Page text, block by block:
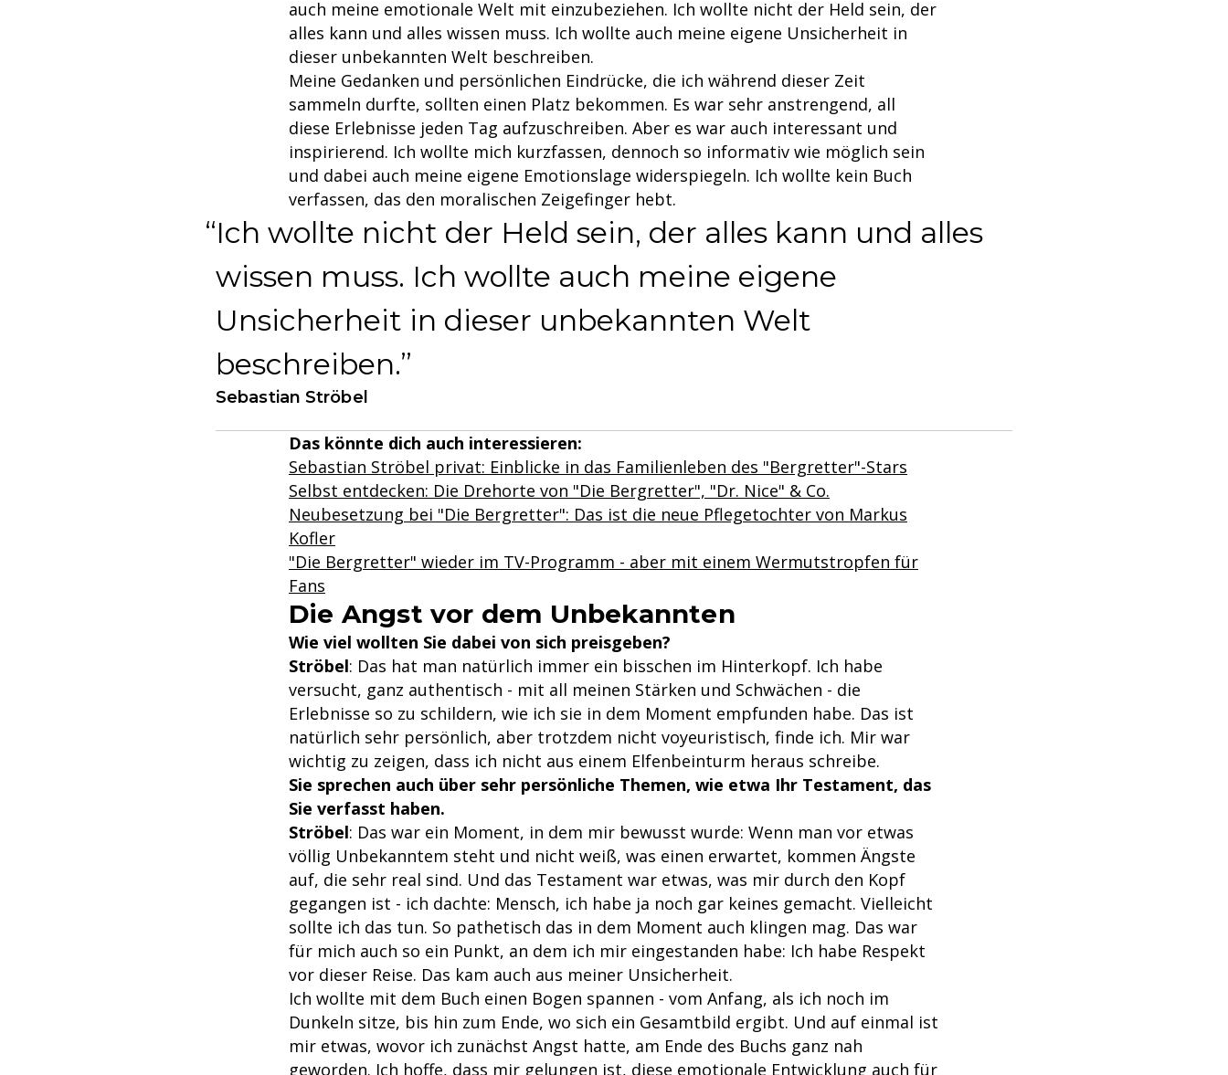
auch meine emotionale Welt mit einzubeziehen. Ich wollte nicht der Held sein, der
alles kann und alles wissen muss. Ich wollte auch meine eigene Unsicherheit in
dieser unbekannten Welt beschreiben.
Meine Gedanken und persönlichen Eindrücke, die ich während dieser Zeit
sammeln durfte, sollten einen Platz bekommen. Es war sehr anstrengend, all
diese Erlebnisse jeden Tag aufzuschreiben. Aber es war auch interessant und
inspirierend. Ich wollte mich kurzfassen, dennoch so informativ wie möglich sein
und dabei auch meine eigene Emotionslage widerspiegeln. Ich wollte kein Buch
verfassen, das den moralischen Zeigefinger hebt.
Ich wollte nicht der Held sein, der alles kann und alles
wissen muss. Ich wollte auch meine eigene
Unsicherheit in dieser unbekannten Welt
beschreiben.
Sebastian Ströbel
Das könnte dich auch interessieren:
Sebastian Ströbel privat: Einblicke in das Familienleben des "Bergretter"-Stars
Selbst entdecken: Die Drehorte von "Die Bergretter", "Dr. Nice" & Co.
Neubesetzung bei "Die Bergretter": Das ist die neue Pflegetochter von Markus
Kofler
"Die Bergretter" wieder im TV-Programm - aber mit einem Wermutstropfen für
Fans
Die Angst vor dem Unbekannten
Wie viel wollten Sie dabei von sich preisgeben?
Ströbel: Das hat man natürlich immer ein bisschen im Hinterkopf. Ich habe
versucht, ganz authentisch - mit all meinen Stärken und Schwächen - die
Erlebnisse so zu schildern, wie ich sie in dem Moment empfunden habe. Das ist
natürlich sehr persönlich, aber trotzdem nicht voyeuristisch, finde ich. Mir war
wichtig zu zeigen, dass ich nicht aus einem Elfenbeinturm heraus schreibe.
Sie sprechen auch über sehr persönliche Themen, wie etwa Ihr Testament, das
Sie verfasst haben.
Ströbel: Das war ein Moment, in dem mir bewusst wurde: Wenn man vor etwas
völlig Unbekanntem steht und nicht weiß, was einen erwartet, kommen Ängste
auf, die sehr real sind. Und das Testament war etwas, was mir durch den Kopf
gegangen ist - ich dachte: Mensch, ich habe ja noch gar keines gemacht. Vielleicht
sollte ich das tun. So pathetisch das in dem Moment auch klingen mag. Das war
für mich auch so ein Punkt, an dem ich mir eingestanden habe: Ich habe Respekt
vor dieser Reise. Das kam auch aus meiner Unsicherheit.
Ich wollte mit dem Buch einen Bogen spannen - vom Anfang, als ich noch im
Dunkeln sitze, bis hin zum Ende, wo sich ein Gesamtbild ergibt. Und auf einmal ist
mir etwas, wovor ich zunächst Angst hatte, am Ende des Buchs ganz nah
geworden. Ich hoffe, dass mir gelungen ist, diese emotionale Entwicklung auch für